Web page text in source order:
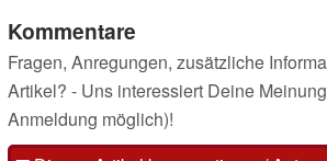
Kommentare
Fragen, Anregungen, zusätzliche
Artikel? - Uns interessiert Deine
Anmeldung möglich)!